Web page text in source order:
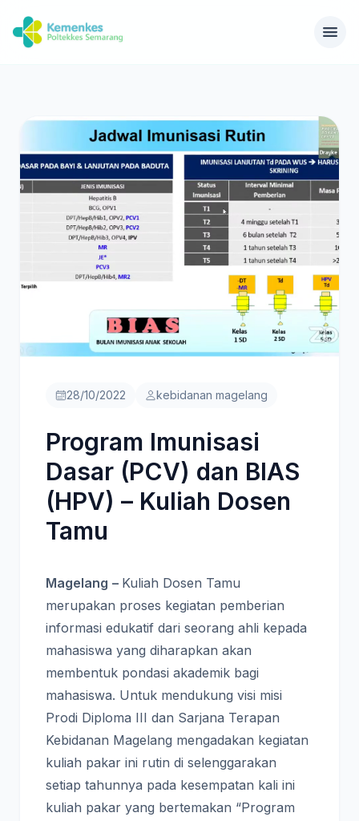
28/10/2022 kebidanan magelang
Program Imunisasi
Dasar (PCV) dan BIAS
(HPV) – Kuliah Dosen
Tamu
Magelang – Kuliah Dosen Tamu
merupakan proses kegiatan pemberian
informasi edukatif dari seorang ahli kepada
mahasiswa yang diharapkan akan
membentuk pondasi akademik bagi
mahasiswa. Untuk mendukung visi misi
Prodi Diploma III dan Sarjana Terapan
Kebidanan Magelang mengadakan kegiatan
kuliah pakar ini rutin di selenggarakan
setiap tahunnya pada kesempatan kali ini
kuliah pakar yang bertemakan “Program